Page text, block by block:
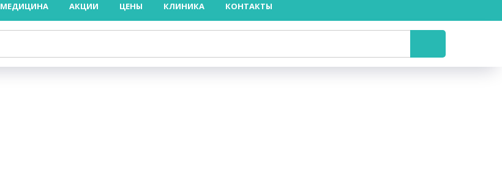
МЕДИЦИНА АКЦИИ ЦЕНЫ КЛИНИКА КОНТАКТЫ